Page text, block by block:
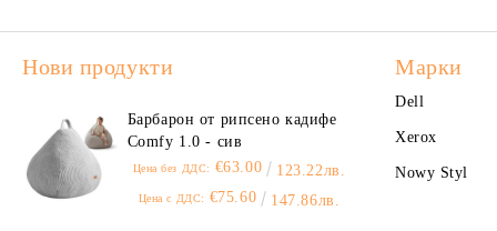
Нови продукти
Барбарон от рипсено кадифе
Comfy 1.0 - сив
Цена без ДДС: €63.00 123.22лв.
Цена с ДДС: €75.60 147.86лв.
Марки
Dell
Xerox
Nowy Styl